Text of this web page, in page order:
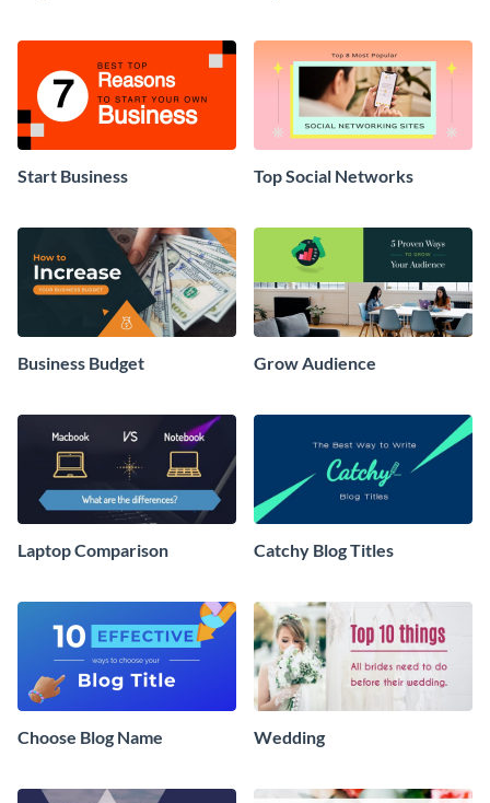
Start Business Top Social Networks
Business Budget Grow Audience
Laptop Comparison Catchy Blog Titles
Choose Blog Name Wedding